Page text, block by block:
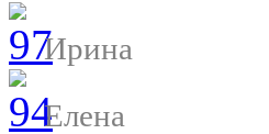
Ирина
Елена